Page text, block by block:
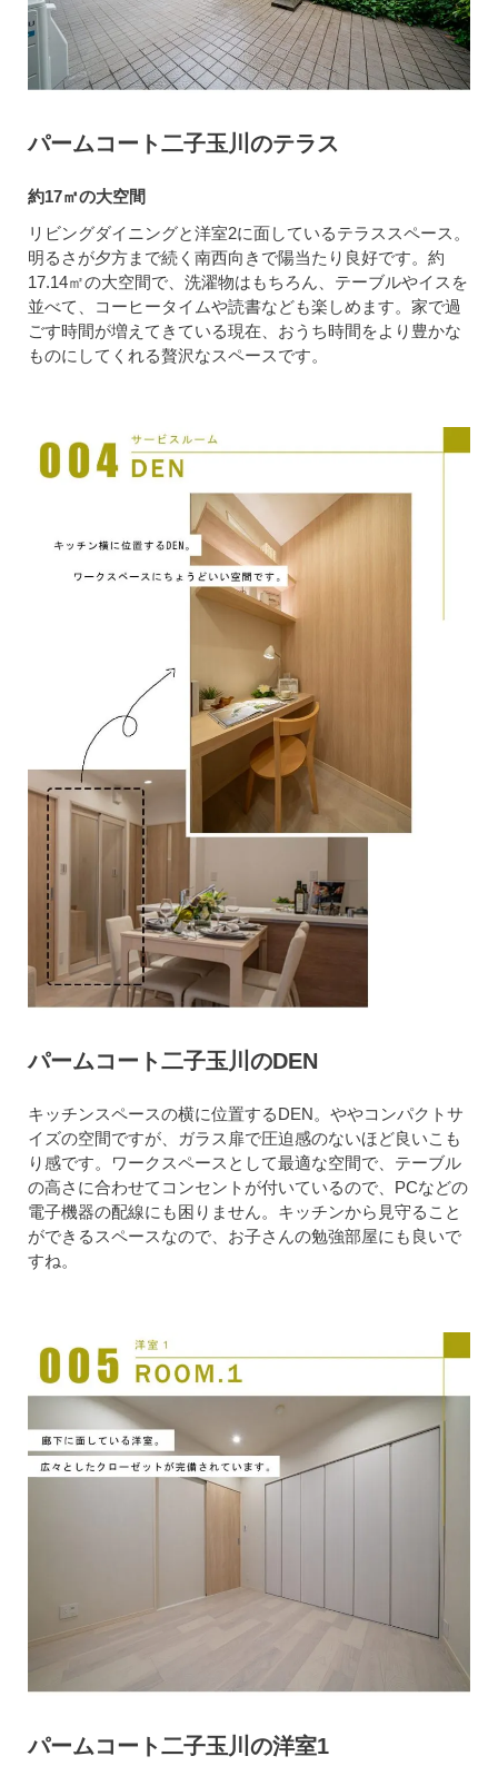
パームコート二子玉川のテラス
約17㎡の大空間
リビングダイニングと洋室2に面しているテラススペース。
明るさが夕方まで続く南西向きで陽当たり良好です。約
17.14㎡の大空間で、洗濯物はもちろん、テーブルやイスを
並べて、コーヒータイムや読書なども楽しめます。家で過
ごす時間が増えてきている現在、おうち時間をより豊かな
ものにしてくれる贅沢なスペースです。
パームコート二子玉川のDEN
キッチンスペースの横に位置するDEN。ややコンパクトサ
イズの空間ですが、ガラス扉で圧迫感のないほど良いこも
り感です。ワークスペースとして最適な空間で、テーブル
の高さに合わせてコンセントが付いているので、PCなどの
電子機器の配線にも困りません。キッチンから見守ること
ができるスペースなので、お子さんの勉強部屋にも良いで
すね。
パームコート二子玉川の洋室1